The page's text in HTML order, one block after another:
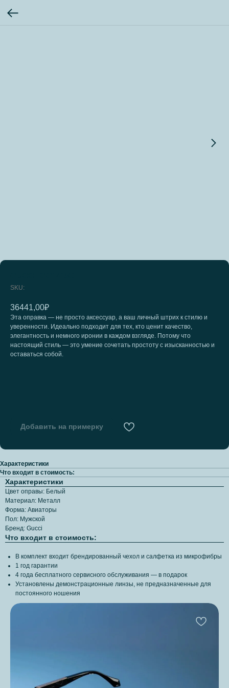
SKU:
36441,00₽
Добавить на примерку
Эта оправка — не просто аксессуар, а ваш личный штрих к стилю и
уверенности. Идеально подходит для тех, кто ценит качество,
элегантность и немного иронии в каждом взгляде. Потому что
настоящий стиль — это умение сочетать простоту с изысканностью и
оставаться собой.
Характеристики
Что входит в стоимость:
Характеристики
Цвет оправы: Белый
Материал: Металл
Форма: Авиаторы
Пол: Мужской
Бренд: Gucci
Что входит в стоимость:
В комплект входит брендированный чехол и салфетка из микрофибры
1 год гарантии
4 года бесплатного сервисного обслуживания — в подарок
Установлены демонстрационные линзы, не предназначенные для
постоянного ношения